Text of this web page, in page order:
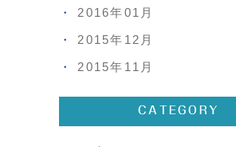
2016年01月
2015年12月
2015年11月
CATEGORY